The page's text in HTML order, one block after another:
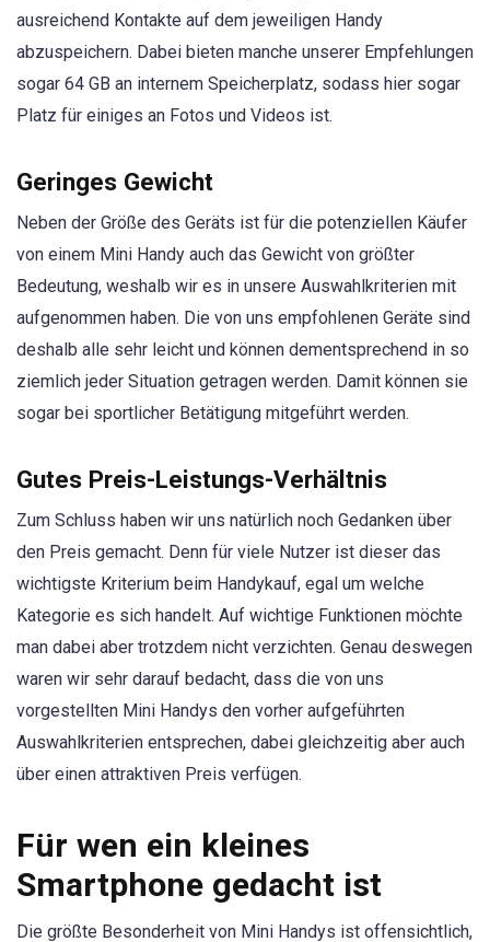
ausreichend Kontakte auf dem jeweiligen Handy
abzuspeichern. Dabei bieten manche unserer Empfehlungen
sogar 64 GB an internem Speicherplatz, sodass hier sogar
Platz für einiges an Fotos und Videos ist.
Geringes Gewicht
Neben der Größe des Geräts ist für die potenziellen Käufer
von einem Mini Handy auch das Gewicht von größter
Bedeutung, weshalb wir es in unsere Auswahlkriterien mit
aufgenommen haben. Die von uns empfohlenen Geräte sind
deshalb alle sehr leicht und können dementsprechend in so
ziemlich jeder Situation getragen werden. Damit können sie
sogar bei sportlicher Betätigung mitgeführt werden.
Gutes Preis-Leistungs-Verhältnis
Zum Schluss haben wir uns natürlich noch Gedanken über
den Preis gemacht. Denn für viele Nutzer ist dieser das
wichtigste Kriterium beim Handykauf, egal um welche
Kategorie es sich handelt. Auf wichtige Funktionen möchte
man dabei aber trotzdem nicht verzichten. Genau deswegen
waren wir sehr darauf bedacht, dass die von uns
vorgestellten Mini Handys den vorher aufgeführten
Auswahlkriterien entsprechen, dabei gleichzeitig aber auch
über einen attraktiven Preis verfügen.
Für wen ein kleines
Smartphone gedacht ist
Die größte Besonderheit von Mini Handys ist offensichtlich,